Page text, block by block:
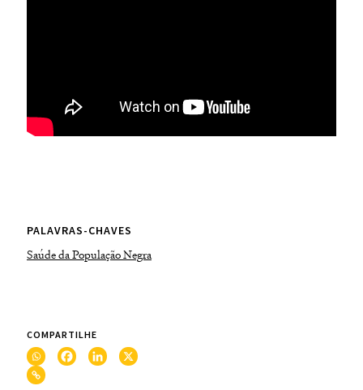
PALAVRAS-CHAVES
Saúde da População Negra
COMPARTILHE